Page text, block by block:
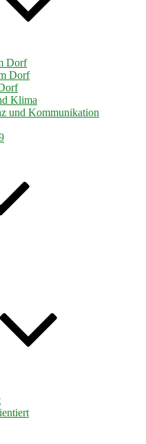
Dorf
Dorf
Klima
und Kommunikation